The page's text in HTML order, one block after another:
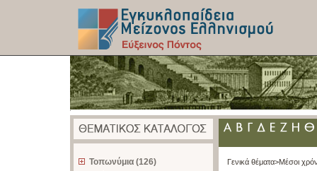
Τοπωνύμια (126)
Γενικά θέματα>Μέσοι